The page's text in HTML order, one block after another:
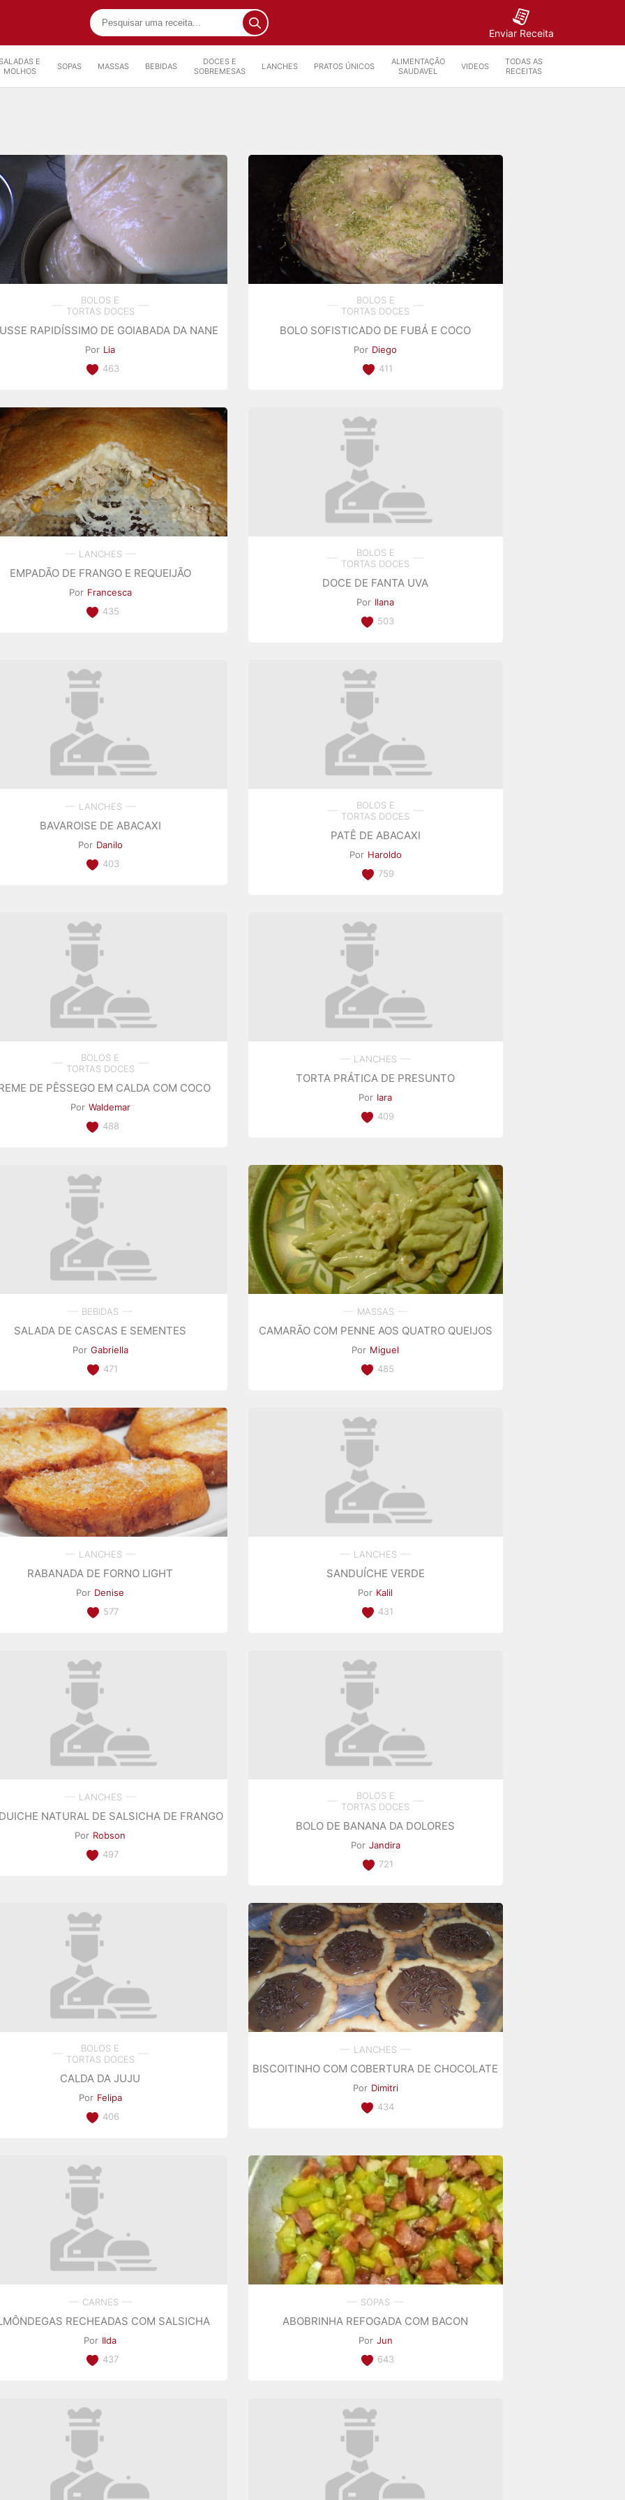
Enviar Receita
E
MOLHOS
SOPAS MASSAS BEBIDAS
DOCES E
SOBREMESAS
LANCHES PRATOS ÚNICOS
ALIMENTAÇÃO
SAUDAVEL
VIDEOS
TODAS AS
RECEITAS
BOLOS E
TORTAS DOCES
RAPIDÍSSIMO DE GOIABADA DA NANE
Por Lia
463
BOLOS E
TORTAS DOCES
BOLO SOFISTICADO DE FUBÁ E COCO
Por Diego
411
LANCHES
EMPADÃO DE FRANGO E REQUEIJÃO
Por Francesca
435
BOLOS E
TORTAS DOCES
DOCE DE FANTA UVA
Por Ilana
503
LANCHES
BAVAROISE DE ABACAXI
Por Danilo
403
BOLOS E
TORTAS DOCES
PATÊ DE ABACAXI
Por Haroldo
759
BOLOS E
TORTAS DOCES
DE PÊSSEGO EM CALDA COM COCO
Por Waldemar
488
LANCHES
TORTA PRÁTICA DE PRESUNTO
Por Iara
409
BEBIDAS
SALADA DE CASCAS E SEMENTES
Por Gabriella
471
MASSAS
CAMARÃO COM PENNE AOS QUATRO QUEIJOS
Por Miguel
485
LANCHES
RABANADA DE FORNO LIGHT
Por Denise
577
LANCHES
SANDUÍCHE VERDE
Por Kalil
431
LANCHES
NATURAL DE SALSICHA DE FRANGO
Por Robson
497
BOLOS E
TORTAS DOCES
BOLO DE BANANA DA DOLORES
Por Jandira
721
BOLOS E
TORTAS DOCES
CALDA DA JUJU
Por Felipa
406
LANCHES
BISCOITINHO COM COBERTURA DE CHOCOLATE
Por Dimitri
434
CARNES
RECHEADAS COM SALSICHA
Por Ilda
437
SOPAS
ABOBRINHA REFOGADA COM BACON
Por Jun
643